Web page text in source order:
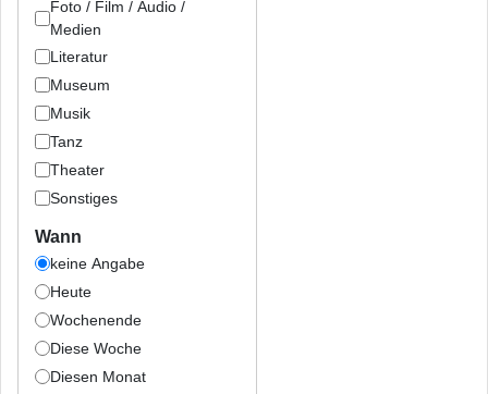
Foto / Film / Audio /
Medien
Literatur
Museum
Musik
Tanz
Theater
Sonstiges
Wann
keine Angabe
Heute
Wochenende
Diese Woche
Diesen Monat